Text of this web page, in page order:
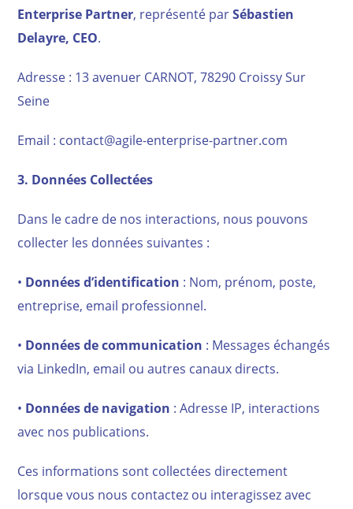
Enterprise Partner, représenté parSébastien
Delayre, CEO.
Adresse : 13 avenuer CARNOT, 78290 Croissy Sur
Seine
Email : contact@agile-enterprise-partner.com
3. Données Collectées
Dans le cadre de nos interactions, nous pouvons
collecter les données suivantes :
• Données d’identification : Nom, prénom, poste,
entreprise, email professionnel.
• Données de communication : Messages échangés
via LinkedIn, email ou autres canaux directs.
• Données de navigation : Adresse IP, interactions
avec nos publications.
Ces informations sont collectées directement
lorsque vous nous contactez ou interagissez avec